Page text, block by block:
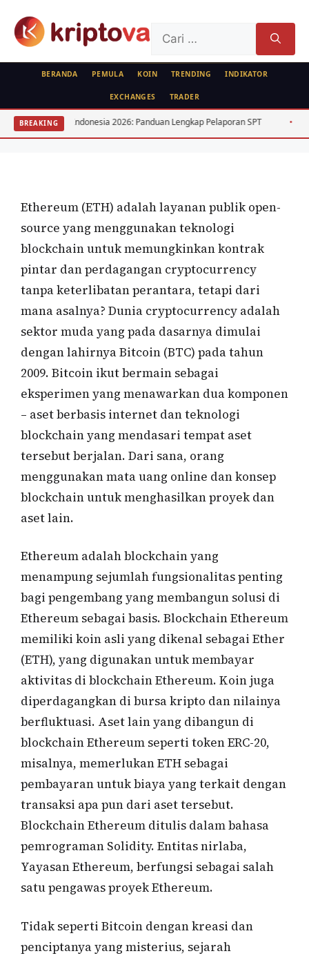
untuk:
BERANDA PEMULA KOIN TRENDING INDIKATOR
EXCHANGES TRADER
BREAKING
Indonesia 2026: Panduan Lengkap Pelaporan SPT 15 Saham
FEATURED
Sejarah Ethereum (ETH)
Ethereum (ETH) adalah layanan publik open-
source yang menggunakan teknologi
blockchain untuk memungkinkan kontrak
pintar dan perdagangan cryptocurrency
tanpa keterlibatan perantara, tetapi dari
mana asalnya? Dunia cryptocurrency adalah
sektor muda yang pada dasarnya dimulai
dengan lahirnya Bitcoin (BTC) pada tahun
2009. Bitcoin ikut bermain sebagai
eksperimen yang menawarkan dua komponen
– aset berbasis internet dan teknologi
blockchain yang mendasari tempat aset
tersebut berjalan. Dari sana, orang
menggunakan mata uang online dan konsep
blockchain untuk menghasilkan proyek dan
aset lain.
Ethereum adalah blockchain yang
menampung sejumlah fungsionalitas penting
bagi pengembang yang membangun solusi di
Ethereum sebagai basis. Blockchain Ethereum
memiliki koin asli yang dikenal sebagai Ether
(ETH), yang digunakan untuk membayar
aktivitas di blockchain Ethereum. Koin juga
diperdagangkan di bursa kripto dan nilainya
berfluktuasi. Aset lain yang dibangun di
blockchain Ethereum seperti token ERC-20,
misalnya, memerlukan ETH sebagai
pembayaran untuk biaya yang terkait dengan
transaksi apa pun dari aset tersebut.
Blockchain Ethereum ditulis dalam bahasa
pemrograman Solidity. Entitas nirlaba,
Yayasan Ethereum, berfungsi sebagai salah
satu pengawas proyek Ethereum.
Tidak seperti Bitcoin dengan kreasi dan
penciptanya yang misterius, sejarah